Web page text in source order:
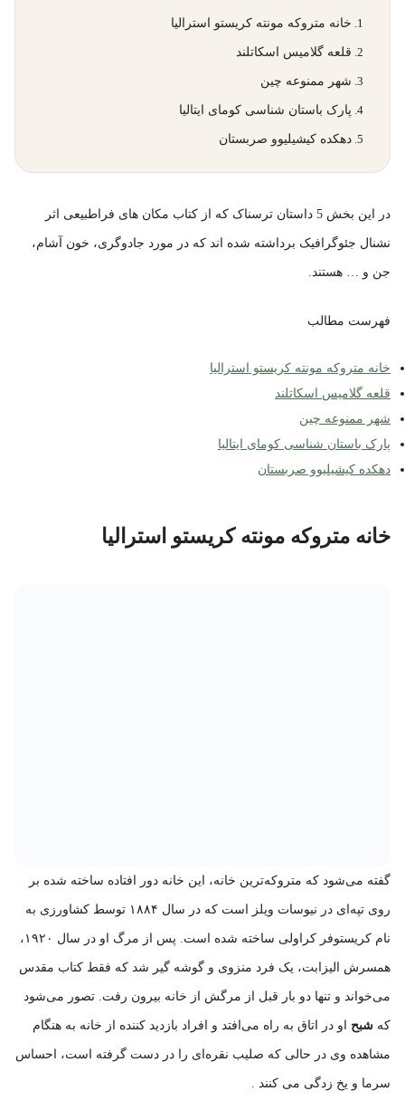
خانه متروکه مونته کریستو استرالیا
قلعه گلامیس اسکاتلند
شهر ممنوعه چین
پارک باستان شناسی کومای ایتالیا
دهکده کیشیلیوو صربستان
در این بخش 5 داستان ترسناک که از کتاب مکان های فراطبیعی اثر
نشنال جئوگرافیک برداشته شده اند که در مورد جادوگری، خون آشام،
جن و … هستند.
فهرست مطالب
خانه متروکه مونته کریستو استرالیا
قلعه گلامیس اسکاتلند
شهر ممنوعه چین
پارک باستان شناسی کومای ایتالیا
دهکده کیشیلیوو صربستان
خانه متروکه مونته کریستو استرالیا
گفته می‌شود که متروکه‌ترین خانه، این خانه دور افتاده ساخته شده بر
روی تپه‌ای در نیوسات ویلز است که در سال ۱۸۸۴ توسط کشاورزی به
نام کریستوفر کراولی ساخته شده است. پس از مرگ او در سال ۱۹۲۰،
همسرش الیزابت، یک فرد منزوی و گوشه گیر شد که فقط کتاب مقدس
می‌خواند و تنها دو بار قبل از مرگش از خانه بیرون رفت. تصور می‌شود
که شبح او در اتاق به راه می‌افتد و افراد بازدید کننده از خانه به هنگام
مشاهده وی در حالی که صلیب نقره‌ای را در دست گرفته است، احساس
سرما و یخ زدگی می کنند .